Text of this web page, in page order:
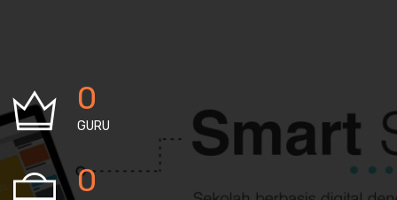
0
GURU
0